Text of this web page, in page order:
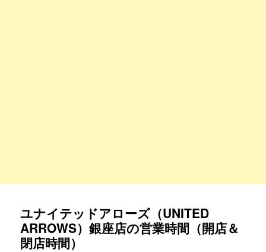
ユナイテッドアローズ（UNITED
ARROWS）銀座店の営業時間（開店＆
閉店時間）